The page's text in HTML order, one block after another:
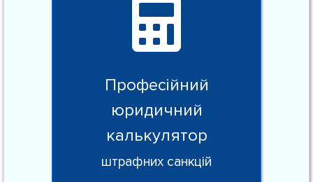
Професійний
юридичний
калькулятор
штрафних санкцій